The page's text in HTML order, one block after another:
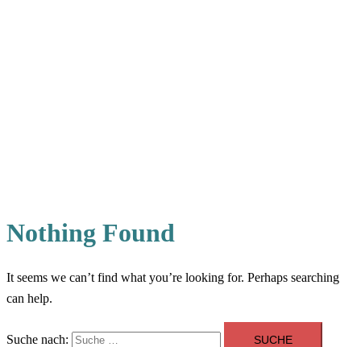
Nothing Found
It seems we can’t find what you’re looking for. Perhaps searching
can help.
Suche nach: